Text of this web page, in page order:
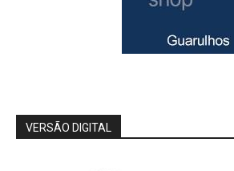
VERSÃO DIGITAL